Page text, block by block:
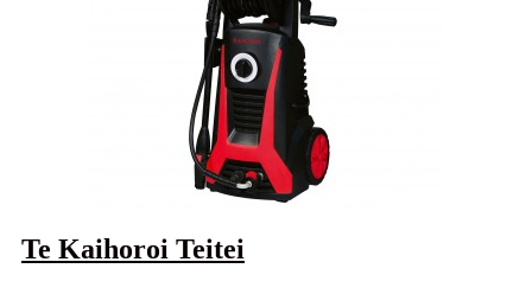
Te Kaihoroi Teitei